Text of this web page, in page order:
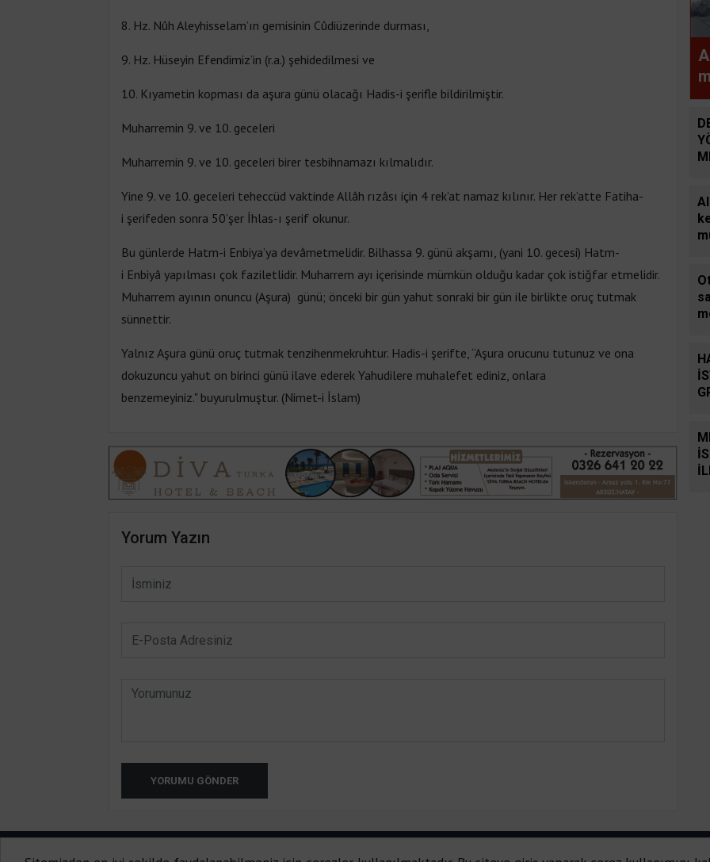
8. Hz. Nûh Aleyhisselam’ın gemisinin Cûdiüzerinde durması,
9. Hz. Hüseyin Efendimiz’in (r.a.) şehidedilmesi ve
10. Kıyametin kopması da aşura günü olacağı Hadis-i şerifle bildirilmiştir.
Muharremin 9. ve 10. geceleri
Muharremin 9. ve 10. geceleri birer tesbihnamazı kılmalıdır.
Yine 9. ve 10. geceleri teheccüd vaktinde Allâh rızâsı için 4 rek’at namaz kılınır. Her rek’atte Fatiha-
i şerifeden sonra 50’şer İhlas-ı şerif okunur.
Bu günlerde Hatm-i Enbiya’ya devâmetmelidir. Bilhassa 9. günü akşamı, (yani 10. gecesi) Hatm-
i Enbiyâ yapılması çok faziletlidir. Muharrem ayı içerisinde mümkün olduğu kadar çok istiğfar etmelidir.
Muharrem ayının onuncu (Aşura) günü; önceki bir gün yahut sonraki bir gün ile birlikte oruç tutmak
sünnettir.
Yalnız Aşura günü oruç tutmak tenzihenmekruhtur. Hadis-i şerifte, “Aşura orucunu tutunuz ve ona
dokuzuncu yahut on birinci günü ilave ederek Yahudilere muhalefet ediniz, onlara
benzemeyiniz." buyurulmuştur. (Nimet-i İslam)
Yorum Yazın
YORUMU GÖNDER